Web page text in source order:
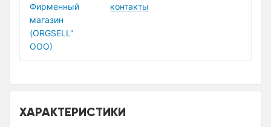
Фирменный
магазин
(ORGSELL"
ООО)
контакты
ХАРАКТЕРИСТИКИ